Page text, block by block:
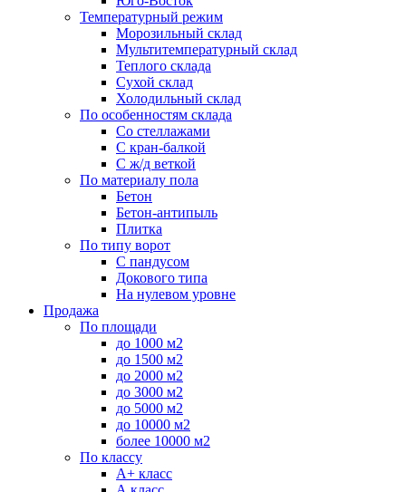
Температурный режим
Морозильный склад
Мультитемпературный склад
Теплого склада
Сухой склад
Холодильный склад
По особенностям склада
Со стеллажами
С кран-балкой
С ж/д веткой
По материалу пола
Бетон
Бетон-антипыль
Плитка
По типу ворот
С пандусом
Докового типа
На нулевом уровне
Продажа
По площади
до 1000 м2
до 1500 м2
до 2000 м2
до 3000 м2
до 5000 м2
до 10000 м2
более 10000 м2
По классу
A+ класс